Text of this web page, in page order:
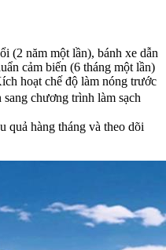
(2 năm một lần), bánh xe dẫn
cảm biến (6 tháng một lần)
hoạt chế độ làm nóng trước
chương trình làm sạch
quả hàng tháng và theo dõi